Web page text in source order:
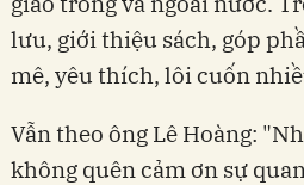
lưu, giới thiệu sách, góp
mê, yêu thích, lôi cuốn
Vẫn theo ông Lê Hoàng:
không quên cảm ơn sự